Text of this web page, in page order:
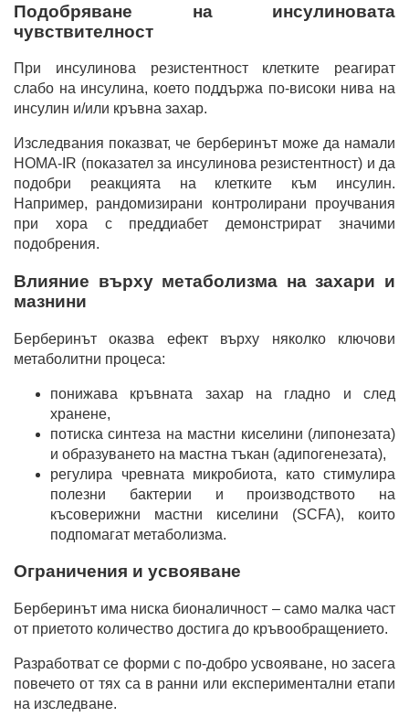
Подобряване на инсулиновата
чувствителност
При инсулинова резистентност клетките реагират
слабо на инсулина, което поддържа по-високи нива на
инсулин и/или кръвна захар.
Изследвания показват, че берберинът може да намали
HOMA-IR (показател за инсулинова резистентност) и да
подобри реакцията на клетките към инсулин.
Например, рандомизирани контролирани проучвания
при хора с преддиабет демонстрират значими
подобрения.
Влияние върху метаболизма на захари и
мазнини
Берберинът оказва ефект върху няколко ключови
метаболитни процеса:
понижава кръвната захар на гладно и след
хранене,
потиска синтеза на мастни киселини (липонезата)
и образуването на мастна тъкан (адипогенезата),
регулира чревната микробиота, като стимулира
полезни бактерии и производството на
късоверижни мастни киселини (SCFA), които
подпомагат метаболизма.
Ограничения и усвояване
Берберинът има ниска бионаличност – само малка част
от приетото количество достига до кръвообращението.
Разработват се форми с по-добро усвояване, но засега
повечето от тях са в ранни или експериментални етапи
на изследване.